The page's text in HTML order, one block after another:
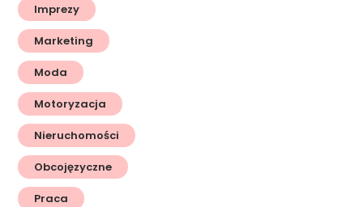
Imprezy
Marketing
Moda
Motoryzacja
Nieruchomości
Obcojęzyczne
Praca